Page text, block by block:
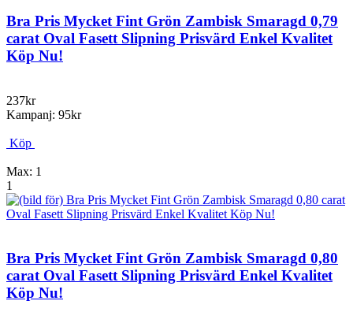
Bra Pris Mycket Fint Grön Zambisk Smaragd 0,79
carat Oval Fasett Slipning Prisvärd Enkel Kvalitet
Köp Nu!
237kr
Kampanj: 95kr
Köp
Max: 1
1
Bra Pris Mycket Fint Grön Zambisk Smaragd 0,80
carat Oval Fasett Slipning Prisvärd Enkel Kvalitet
Köp Nu!